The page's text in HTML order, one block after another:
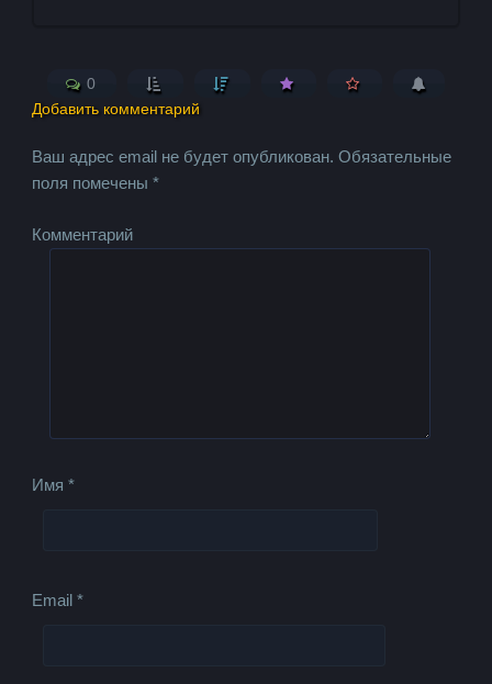
0
Добавить комментарий
Ваш адрес email не будет опубликован. Обязательные
поля помечены*
Комментарий
Имя*
Email*